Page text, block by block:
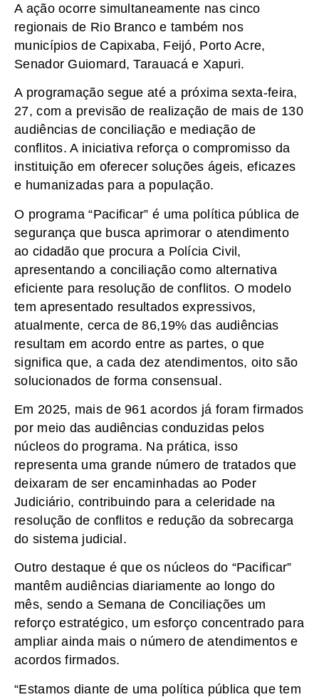
A ação ocorre simultaneamente nas cinco
regionais de Rio Branco e também nos
municípios de Capixaba, Feijó, Porto Acre,
Senador Guiomard, Tarauacá e Xapuri.
A programação segue até a próxima sexta-feira,
27, com a previsão de realização de mais de 130
audiências de conciliação e mediação de
conflitos. A iniciativa reforça o compromisso da
instituição em oferecer soluções ágeis, eficazes
e humanizadas para a população.
O programa “Pacificar” é uma política pública de
segurança que busca aprimorar o atendimento
ao cidadão que procura a Polícia Civil,
apresentando a conciliação como alternativa
eficiente para resolução de conflitos. O modelo
tem apresentado resultados expressivos,
atualmente, cerca de 86,19% das audiências
resultam em acordo entre as partes, o que
significa que, a cada dez atendimentos, oito são
solucionados de forma consensual.
Em 2025, mais de 961 acordos já foram firmados
por meio das audiências conduzidas pelos
núcleos do programa. Na prática, isso
representa uma grande número de tratados que
deixaram de ser encaminhadas ao Poder
Judiciário, contribuindo para a celeridade na
resolução de conflitos e redução da sobrecarga
do sistema judicial.
Outro destaque é que os núcleos do “Pacificar”
mantêm audiências diariamente ao longo do
mês, sendo a Semana de Conciliações um
reforço estratégico, um esforço concentrado para
ampliar ainda mais o número de atendimentos e
acordos firmados.
“Estamos diante de uma política pública que tem